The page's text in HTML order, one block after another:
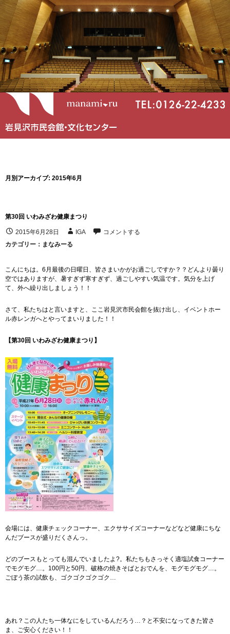
月別アーカイブ: 2015年6月
第30回 いわみざわ健康まつり
2015年6月28日 IGA
コメントする
カテゴリー： まなみーる
こんにちは。6月最後の日曜日、皆さまいかがお過ごしですか？？どんより曇り
空ではありますが、暑すぎず寒すぎず、過ごしやすい気温です。気分を上げ
て、外へ繰り出しましょう！！
さて、私たちはと言いますと、ここ岩見沢市民会館を抜け出し、イベントホー
ル赤レンガへとやってまいりました！！
【第30回 いわみざわ健康まつり】
会場には、健康チェックコーナー、エクササイズコーナーなどなど健康にちな
んだブースが盛りだくさんっ。
どのブースもとっても混んでいましたよ?。私たちもさっそく適塩試食コーナー
でモグモグ…。100円と50円、破格の焼きそばとおでんを、モグモグモグ…。
ごぼう茶の試飲も、ゴクゴクゴクゴク…
あれ？この人たち一体なにをしているんだろう…？と不安になってきた皆さ
ま、ご安心ください！！